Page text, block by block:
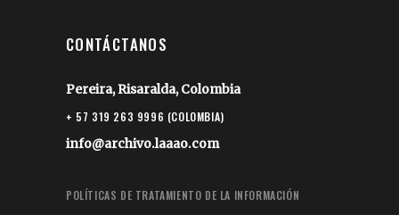
CONTÁCTANOS
Pereira, Risaralda, Colombia
+ 57 319 263 9996 (COLOMBIA)
info@archivo.laaao.com
POLÍTICAS DE TRATAMIENTO DE LA INFORMACIÓN